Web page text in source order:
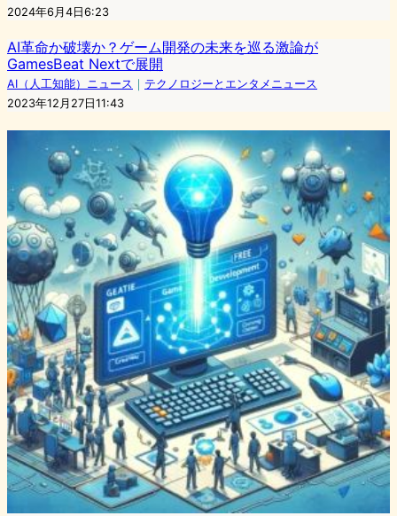
2024年6月4日6:23
AI革命か破壊か？ゲーム開発の未来を巡る激論が
GamesBeat Nextで展開
AI（人工知能）ニュース ｜ テクノロジーとエンタメニュース
2023年12月27日11:43